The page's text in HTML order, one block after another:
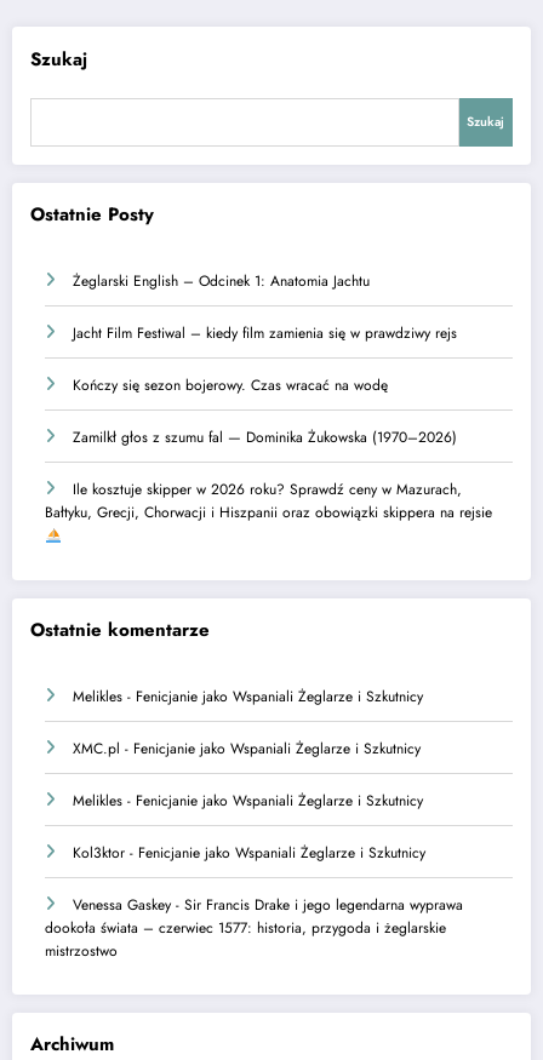
Szukaj
Szukaj
Ostatnie Posty
Żeglarski English – Odcinek 1: Anatomia Jachtu
Jacht Film Festiwal – kiedy film zamienia się w prawdziwy rejs
Kończy się sezon bojerowy. Czas wracać na wodę
Zamilkł głos z szumu fal — Dominika Żukowska (1970–2026)
Ile kosztuje skipper w 2026 roku? Sprawdź ceny w Mazurach,
Bałtyku, Grecji, Chorwacji i Hiszpanii oraz obowiązki skippera na rejsie
Ostatnie komentarze
Melikles - Fenicjanie jako Wspaniali Żeglarze i Szkutnicy
XMC.pl - Fenicjanie jako Wspaniali Żeglarze i Szkutnicy
Melikles - Fenicjanie jako Wspaniali Żeglarze i Szkutnicy
Kol3ktor - Fenicjanie jako Wspaniali Żeglarze i Szkutnicy
Venessa Gaskey - Sir Francis Drake i jego legendarna wyprawa
dookoła świata – czerwiec 1577: historia, przygoda i żeglarskie
mistrzostwo
Archiwum